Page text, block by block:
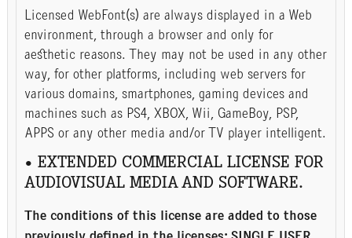
Licensed WebFont(s) are always displayed in a Web
environment, through a browser and only for
aesthetic reasons. They may not be used in any other
way, for other platforms, including web servers for
various domains, smartphones, gaming devices and
machines such as PS4, XBOX, Wii, GameBoy, PSP,
APPS or any other media and/or TV player intelligent.
• EXTENDED COMMERCIAL LICENSE FOR
AUDIOVISUAL MEDIA AND SOFTWARE.
The conditions of this license are added to those